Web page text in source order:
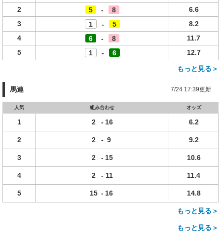
2
5 - 8
6.6
3
1 - 5
8.2
4
6 - 8
11.7
5
1 - 6 12.7
もっと見る＞
馬連 7/24 17:39更新
人気 組み合わせ オッズ
1 2 - 16 6.2
2 2 - 9 9.2
3 2 - 15 10.6
4 2 - 11 11.4
5 15 - 16 14.8
もっと見る＞
もっと見る＞